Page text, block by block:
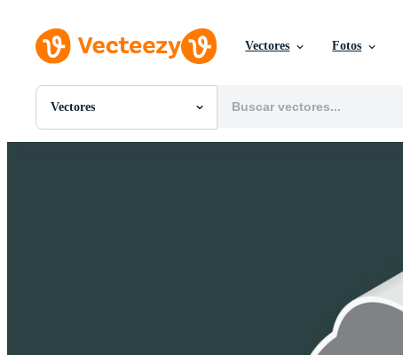
Vectores Fotos
Vectores
Todas Imágenes